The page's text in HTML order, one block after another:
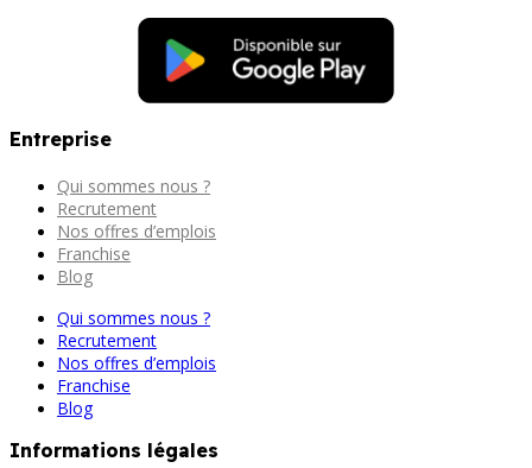
Entreprise
Qui sommes nous ?
Recrutement
Nos offres d’emplois
Franchise
Blog
Qui sommes nous ?
Recrutement
Nos offres d’emplois
Franchise
Blog
Informations légales